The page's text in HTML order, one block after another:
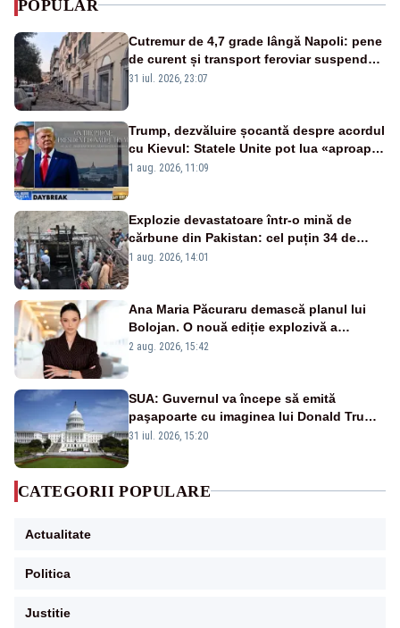
POPULAR
Cutremur de 4,7 grade lângă Napoli: pene
de curent și transport feroviar suspendat
- VIDEO
31 iul. 2026, 23:07
Trump, dezvăluire șocantă despre acordul
cu Kievul: Statele Unite pot lua «aproape
tot ce vor» din minele Ucrainei”
1 aug. 2026, 11:09
Explozie devastatoare într-o mină de
cărbune din Pakistan: cel puțin 34 de
morți - VIDEO
1 aug. 2026, 14:01
Ana Maria Păcuraru demască planul lui
Bolojan. O nouă ediție explozivă a
emisiunii „Miza Zilei” la Realitatea PLUS
2 aug. 2026, 15:42
SUA: Guvernul va începe să emită
paşapoarte cu imaginea lui Donald Trump
începând cu 8 august
31 iul. 2026, 15:20
CATEGORII POPULARE
Actualitate
Politica
Justitie